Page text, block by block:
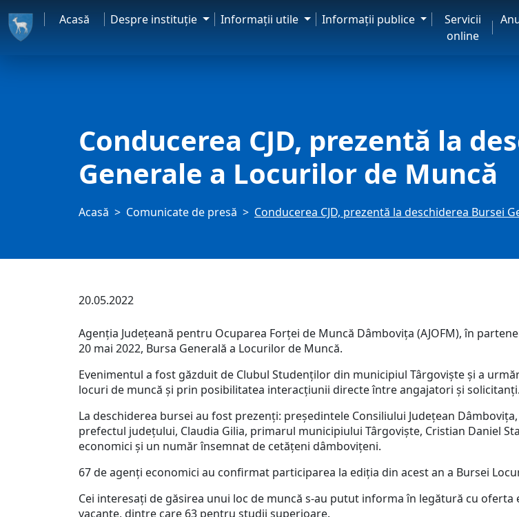
Acasă Despre instituţie Informaţii utile Informaţii publice
Servicii
online
Conducerea CJD, prezentă la
Generale a Locurilor de Muncă
Acasă Comunicate de presă Conducerea CJD, prezentă la deschiderea Bursei
20.05.2022
Agenția Județeană pentru Ocuparea Forței de Muncă Dâmbovița (AJOFM), în
20 mai 2022, Bursa Generală a Locurilor de Muncă.
Evenimentul a fost găzduit de Clubul Studenților din municipiul Târgoviște și a
locuri de muncă și prin posibilitatea interacţiunii directe între angajatori şi solicitanți.
La deschiderea bursei au fost prezenți: președintele Consiliului Județean
prefectul județului, Claudia Gilia, primarul municipiului Târgoviște, Cristian Daniel
economici și un număr însemnat de cetățeni dâmbovițeni.
67 de agenți economici au confirmat participarea la ediția din acest an a Bursei
Cei interesați de găsirea unui loc de muncă s-au putut informa în legătură cu
vacante, dintre care 63 pentru studii superioare.